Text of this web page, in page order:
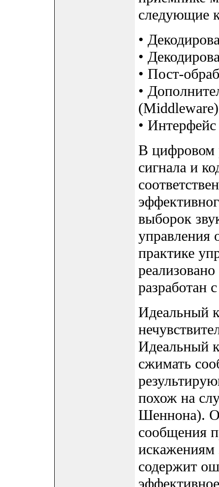
следующие
•
•
• Пост-
•
•
В цифровом
сигнала и
выборок
практике
разработан
Идеальный
Идеальный
сжимать
похож на
Шеннона).
сообщения
искажениям
содержит